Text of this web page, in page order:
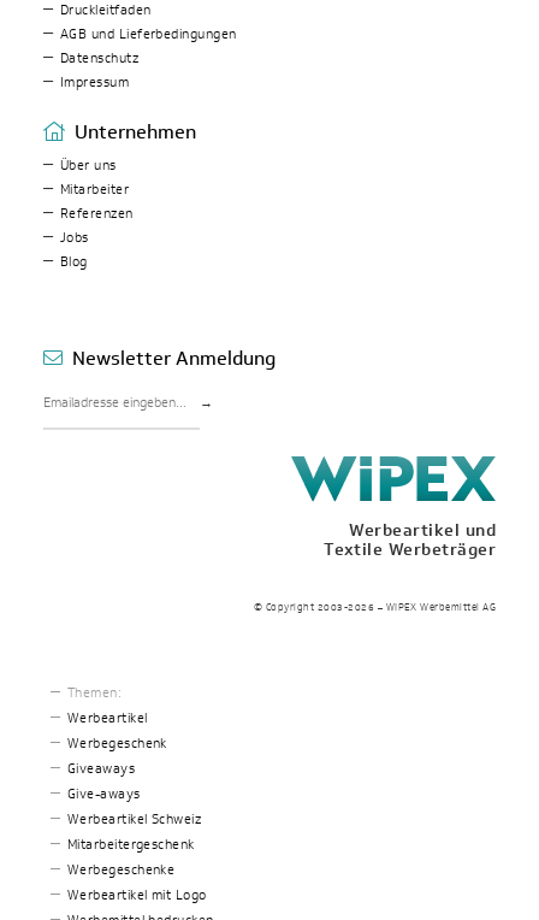
Druckleitfaden
AGB und Lieferbedingungen
Datenschutz
Impressum
Unternehmen
Über uns
Mitarbeiter
Referenzen
Jobs
Blog
Newsletter Anmeldung
→
Werbeartikel und
Textile Werbeträger
© Copyright 2003-2026 – WIPEX Werbemittel AG
Themen:
Werbeartikel
Werbegeschenk
Giveaways
Give-aways
Werbeartikel Schweiz
Mitarbeitergeschenk
Werbegeschenke
Werbeartikel mit Logo